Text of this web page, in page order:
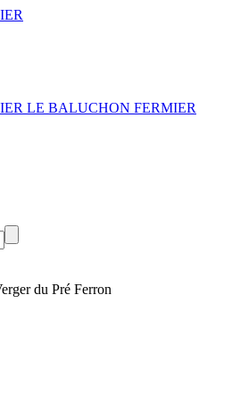
LE BALUCHON FERMIER
du Pré Ferron